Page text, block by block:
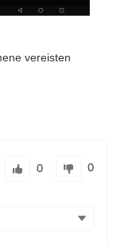
vereisten
0 0